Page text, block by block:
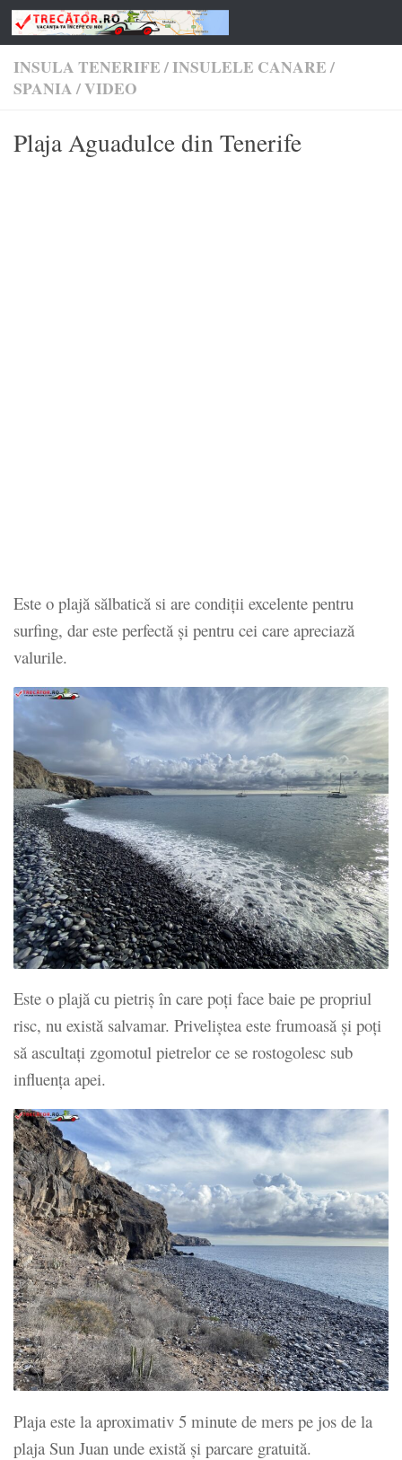
Skip to content
INSULA TENERIFE/INSULELE CANARE/
SPANIA/VIDEO
Plaja Aguadulce din Tenerife
Este o plajă sălbatică si are condiții excelente pentru
surfing, dar este perfectă și pentru cei care apreciază
valurile.
Este o plajă cu pietriș în care poți face baie pe propriul
risc, nu există salvamar. Priveliștea este frumoasă și poți
să ascultați zgomotul pietrelor ce se rostogolesc sub
influența apei.
Plaja este la aproximativ 5 minute de mers pe jos de la
plaja Sun Juan unde există și parcare gratuită.